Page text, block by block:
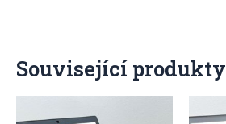
Související produkty